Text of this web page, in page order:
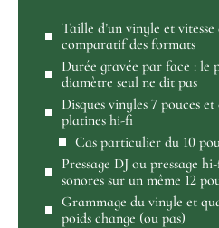
Taille d’un vinyle et
comparatif des formats
Durée gravée par face : le
diamètre seul ne dit pas
Disques vinyles 7 pouces
platines hi-fi
Cas particulier du 10
Pressage DJ ou pressage
sonores sur un même 12
Grammage du vinyle et
poids change (ou pas)